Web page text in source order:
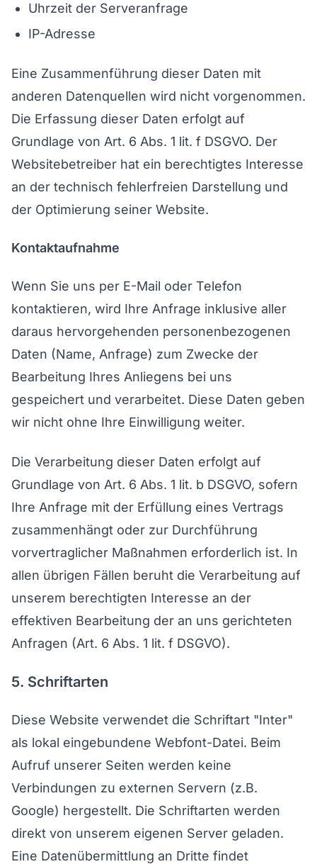
Uhrzeit der Serveranfrage
IP-Adresse
Eine Zusammenführung dieser Daten mit
anderen Datenquellen wird nicht vorgenommen.
Die Erfassung dieser Daten erfolgt auf
Grundlage von Art. 6 Abs. 1 lit. f DSGVO. Der
Websitebetreiber hat ein berechtigtes Interesse
an der technisch fehlerfreien Darstellung und
der Optimierung seiner Website.
Kontaktaufnahme
Wenn Sie uns per E-Mail oder Telefon
kontaktieren, wird Ihre Anfrage inklusive aller
daraus hervorgehenden personenbezogenen
Daten (Name, Anfrage) zum Zwecke der
Bearbeitung Ihres Anliegens bei uns
gespeichert und verarbeitet. Diese Daten geben
wir nicht ohne Ihre Einwilligung weiter.
Die Verarbeitung dieser Daten erfolgt auf
Grundlage von Art. 6 Abs. 1 lit. b DSGVO, sofern
Ihre Anfrage mit der Erfüllung eines Vertrags
zusammenhängt oder zur Durchführung
vorvertraglicher Maßnahmen erforderlich ist. In
allen übrigen Fällen beruht die Verarbeitung auf
unserem berechtigten Interesse an der
effektiven Bearbeitung der an uns gerichteten
Anfragen (Art. 6 Abs. 1 lit. f DSGVO).
5. Schriftarten
Diese Website verwendet die Schriftart "Inter"
als lokal eingebundene Webfont-Datei. Beim
Aufruf unserer Seiten werden keine
Verbindungen zu externen Servern (z.B.
Google) hergestellt. Die Schriftarten werden
direkt von unserem eigenen Server geladen.
Eine Datenübermittlung an Dritte findet